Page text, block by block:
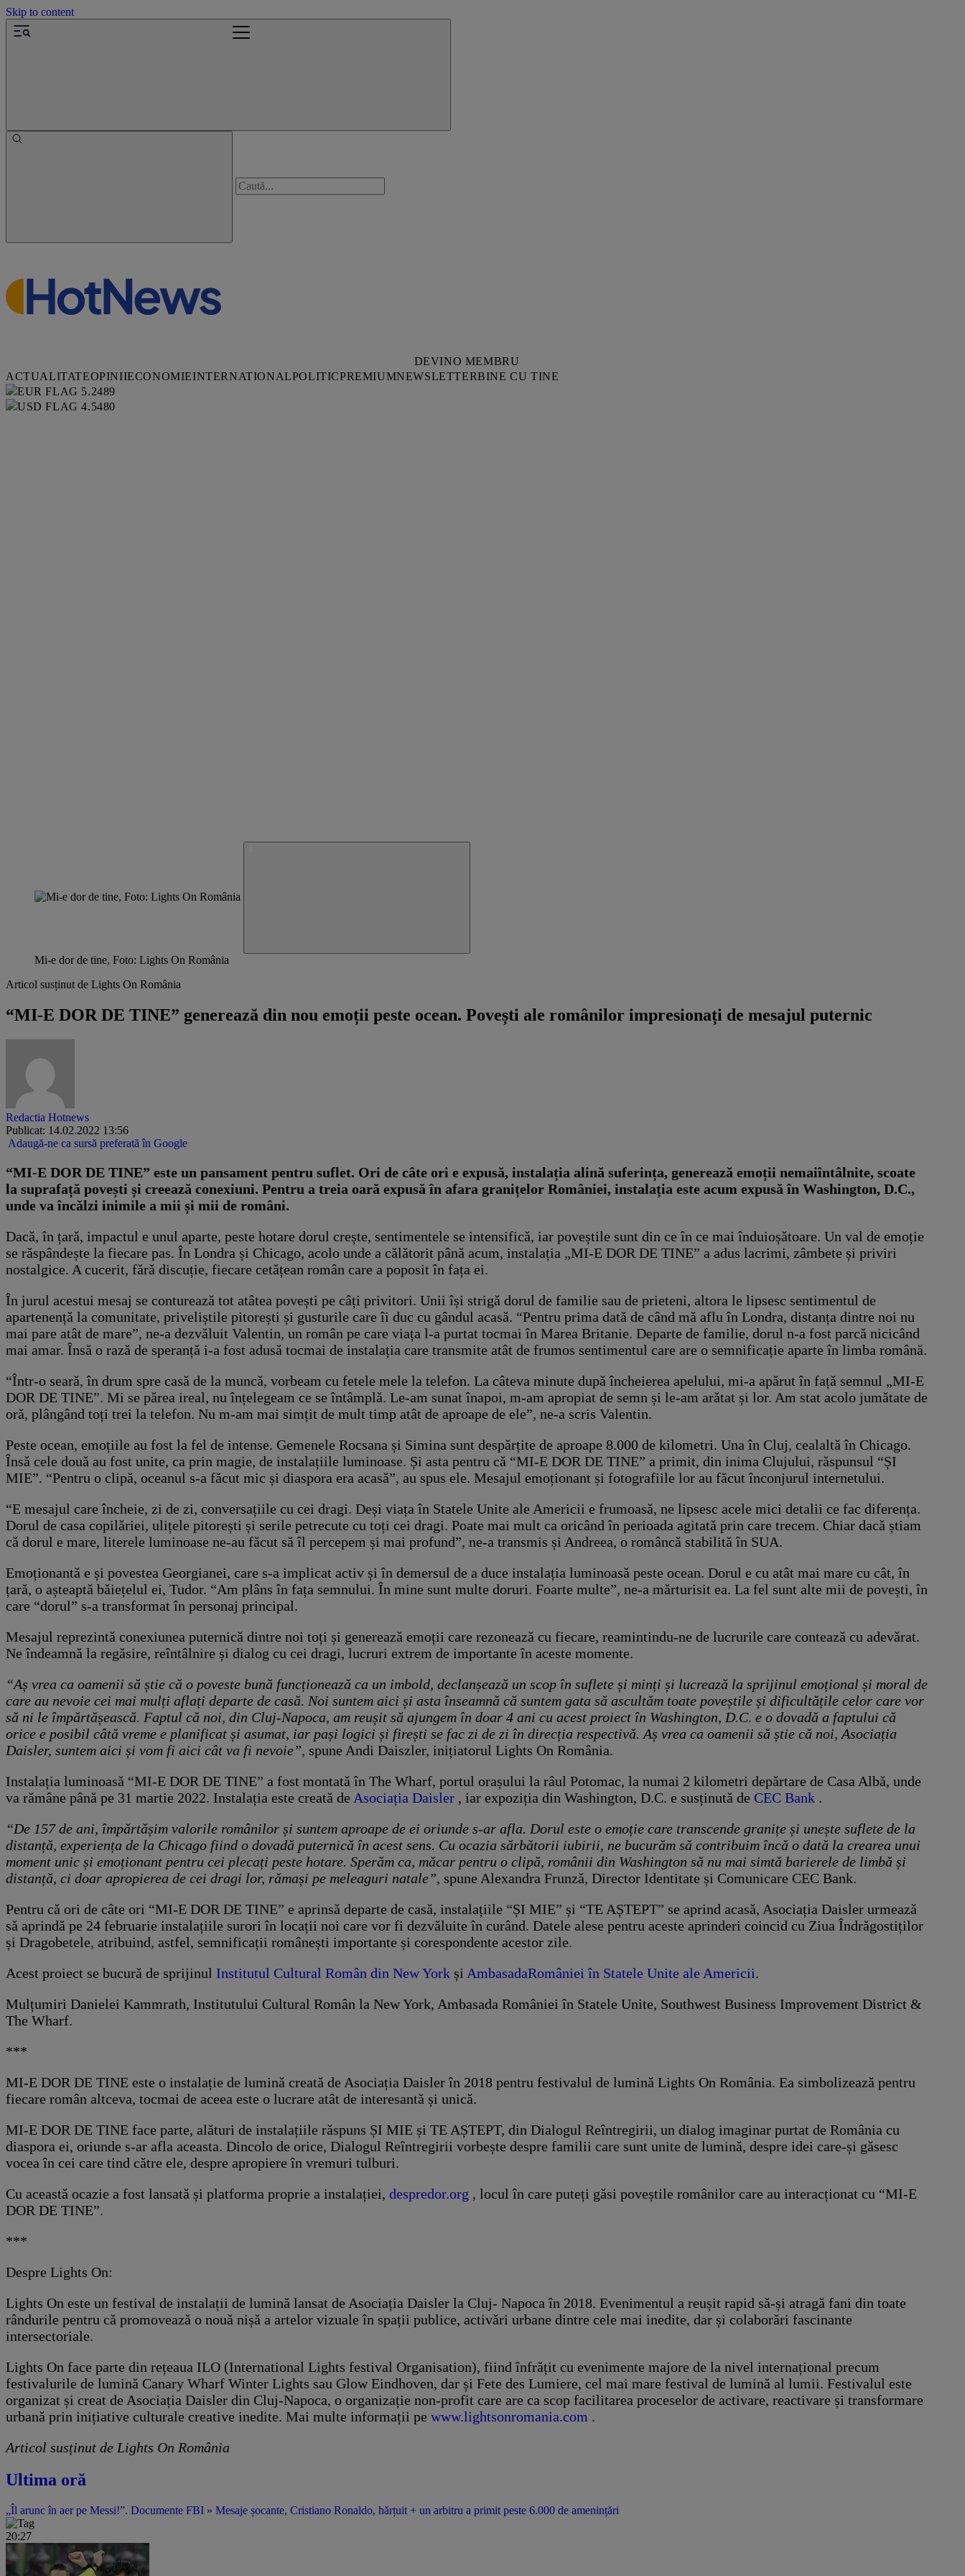
Skip to content
DEVINO MEMBRU
ACTUALITATEOPINIIECONOMIEINTERNATIONALPOLITICPREMIUMNEWSLETTERBINE CU TINE
5.2489
4.5480
Mi-e dor de tine, Foto: Lights On România
Articol susținut de Lights On România
“MI-E DOR DE TINE” generează din nou emoții peste ocean. Povești ale românilor impresionați de mesajul puternic
Redactia Hotnews
Publicat: 14.02.2022 13:56
Adaugă-ne ca sursă preferată în Google
“MI-E DOR DE TINE” este un pansament pentru suflet. Ori de câte ori e expusă, instalația alină suferința, generează emoții nemaiîntâlnite, scoate
la suprafață povești și creează conexiuni. Pentru a treia oară expusă în afara granițelor României, instalația este acum expusă în Washington, D.C.,
unde va încălzi inimile a mii și mii de români.
Dacă, în țară, impactul e unul aparte, peste hotare dorul crește, sentimentele se intensifică, iar poveștile sunt din ce în ce mai înduioșătoare. Un val de emoție
se răspândește la fiecare pas. În Londra și Chicago, acolo unde a călătorit până acum, instalația „MI-E DOR DE TINE” a adus lacrimi, zâmbete și priviri
nostalgice. A cucerit, fără discuție, fiecare cetățean român care a poposit în fața ei.
În jurul acestui mesaj se conturează tot atâtea povești pe câți privitori. Unii își strigă dorul de familie sau de prieteni, altora le lipsesc sentimentul de
apartenență la comunitate, priveliștile pitorești și gusturile care îi duc cu gândul acasă. “Pentru prima dată de când mă aflu în Londra, distanța dintre noi nu
mai pare atât de mare”, ne-a dezvăluit Valentin, un român pe care viața l-a purtat tocmai în Marea Britanie. Departe de familie, dorul n-a fost parcă nicicând
mai amar. Însă o rază de speranță i-a fost adusă tocmai de instalația care transmite atât de frumos sentimentul care are o semnificație aparte în limba română.
“Într-o seară, în drum spre casă de la muncă, vorbeam cu fetele mele la telefon. La câteva minute după încheierea apelului, mi-a apărut în față semnul „MI-E
DOR DE TINE”. Mi se părea ireal, nu înțelegeam ce se întâmplă. Le-am sunat înapoi, m-am apropiat de semn și le-am arătat și lor. Am stat acolo jumătate de
oră, plângând toți trei la telefon. Nu m-am mai simțit de mult timp atât de aproape de ele”, ne-a scris Valentin.
Peste ocean, emoțiile au fost la fel de intense. Gemenele Rocsana și Simina sunt despărțite de aproape 8.000 de kilometri. Una în Cluj, cealaltă în Chicago.
Însă cele două au fost unite, ca prin magie, de instalațiile luminoase. Și asta pentru că “MI-E DOR DE TINE” a primit, din inima Clujului, răspunsul “ȘI
MIE”. “Pentru o clipă, oceanul s-a făcut mic și diaspora era acasă”, au spus ele. Mesajul emoționant și fotografiile lor au făcut înconjurul internetului.
“E mesajul care încheie, zi de zi, conversațiile cu cei dragi. Deși viața în Statele Unite ale Americii e frumoasă, ne lipsesc acele mici detalii ce fac diferența.
Dorul de casa copilăriei, ulițele pitorești și serile petrecute cu toți cei dragi. Poate mai mult ca oricând în perioada agitată prin care trecem. Chiar dacă știam
că dorul e mare, literele luminoase ne-au făcut să îl percepem și mai profund”, ne-a transmis și Andreea, o româncă stabilită în SUA.
Emoționantă e și povestea Georgianei, care s-a implicat activ și în demersul de a duce instalația luminoasă peste ocean. Dorul e cu atât mai mare cu cât, în
țară, o așteaptă băiețelul ei, Tudor. “Am plâns în fața semnului. În mine sunt multe doruri. Foarte multe”, ne-a mărturisit ea. La fel sunt alte mii de povești, în
care “dorul” s-a transformat în personaj principal.
Mesajul reprezintă conexiunea puternică dintre noi toți și generează emoții care rezonează cu fiecare, reamintindu-ne de lucrurile care contează cu adevărat.
Ne îndeamnă la regăsire, reîntâlnire și dialog cu cei dragi, lucruri extrem de importante în aceste momente.
“Aș vrea ca oamenii să știe că o poveste bună funcționează ca un imbold, declanșează un scop în suflete și minți și lucrează la sprijinul emoțional și moral de
care au nevoie cei mai mulți aflați departe de casă. Noi suntem aici și asta înseamnă că suntem gata să ascultăm toate poveștile și dificultățile celor care vor
să ni le împărtășească. Faptul că noi, din Cluj-Napoca, am reușit să ajungem în doar 4 ani cu acest proiect în Washington, D.C. e o dovadă a faptului că
orice e posibil câtă vreme e planificat și asumat, iar pași logici și firești se fac zi de zi în direcția respectivă. Aș vrea ca oamenii să știe că noi, Asociația
Daisler, suntem aici și vom fi aici cât va fi nevoie”, spune Andi Daiszler, inițiatorul Lights On România.
Instalația luminoasă “MI-E DOR DE TINE” a fost montată în The Wharf, portul orașului la râul Potomac, la numai 2 kilometri depărtare de Casa Albă, unde
va rămâne până pe 31 martie 2022. Instalația este creată de Asociația Daisler , iar expoziția din Washington, D.C. e susținută de CEC Bank .
“De 157 de ani, împărtășim valorile românilor și suntem aproape de ei oriunde s-ar afla. Dorul este o emoție care transcende granițe și unește suflete de la
distanță, experiența de la Chicago fiind o dovadă puternică în acest sens. Cu ocazia sărbătorii iubirii, ne bucurăm să contribuim încă o dată la crearea unui
moment unic și emoționant pentru cei plecați peste hotare. Sperăm ca, măcar pentru o clipă, românii din Washington să nu mai simtă barierele de limbă și
distanță, ci doar apropierea de cei dragi lor, rămași pe meleaguri natale”, spune Alexandra Frunză, Director Identitate și Comunicare CEC Bank.
Pentru că ori de câte ori “MI-E DOR DE TINE” e aprinsă departe de casă, instalațiile “ȘI MIE” și “TE AȘTEPT” se aprind acasă, Asociația Daisler urmează
să aprindă pe 24 februarie instalațiile surori în locații noi care vor fi dezvăluite în curând. Datele alese pentru aceste aprinderi coincid cu Ziua Îndrăgostiților
și Dragobetele, atribuind, astfel, semnificații românești importante și corespondente acestor zile.
Acest proiect se bucură de sprijinul Institutul Cultural Român din New York și AmbasadaRomâniei în Statele Unite ale Americii.
Mulțumiri Danielei Kammrath, Institutului Cultural Român la New York, Ambasada României în Statele Unite, Southwest Business Improvement District &
The Wharf.
***
MI-E DOR DE TINE este o instalație de lumină creată de Asociația Daisler în 2018 pentru festivalul de lumină Lights On România. Ea simbolizează pentru
fiecare român altceva, tocmai de aceea este o lucrare atât de interesantă și unică.
MI-E DOR DE TINE face parte, alături de instalațiile răspuns ȘI MIE și TE AȘTEPT, din Dialogul Reîntregirii, un dialog imaginar purtat de România cu
diaspora ei, oriunde s-ar afla aceasta. Dincolo de orice, Dialogul Reîntregirii vorbește despre familii care sunt unite de lumină, despre idei care-și găsesc
vocea în cei care tind către ele, despre apropiere în vremuri tulburi.
Cu această ocazie a fost lansată și platforma proprie a instalației, despredor.org , locul în care puteți găsi poveștile românilor care au interacționat cu “MI-E
DOR DE TINE”.
***
Despre Lights On:
Lights On este un festival de instalații de lumină lansat de Asociația Daisler la Cluj- Napoca în 2018. Evenimentul a reușit rapid să-și atragă fani din toate
rândurile pentru că promovează o nouă nișă a artelor vizuale în spații publice, activări urbane dintre cele mai inedite, dar și colaborări fascinante
intersectoriale.
Lights On face parte din rețeaua ILO (International Lights festival Organisation), fiind înfrățit cu evenimente majore de la nivel internațional precum
festivalurile de lumină Canary Wharf Winter Lights sau Glow Eindhoven, dar și Fete des Lumiere, cel mai mare festival de lumină al lumii. Festivalul este
organizat și creat de Asociația Daisler din Cluj-Napoca, o organizație non-profit care are ca scop facilitarea proceselor de activare, reactivare și transformare
urbană prin inițiative culturale creative inedite. Mai multe informații pe www.lightsonromania.com .
Articol susținut de Lights On România
Ultima oră
„Îl arunc în aer pe Messi!”. Documente FBI » Mesaje șocante, Cristiano Ronaldo, hărțuit + un arbitru a primit peste 6.000 de amenințări
20:27